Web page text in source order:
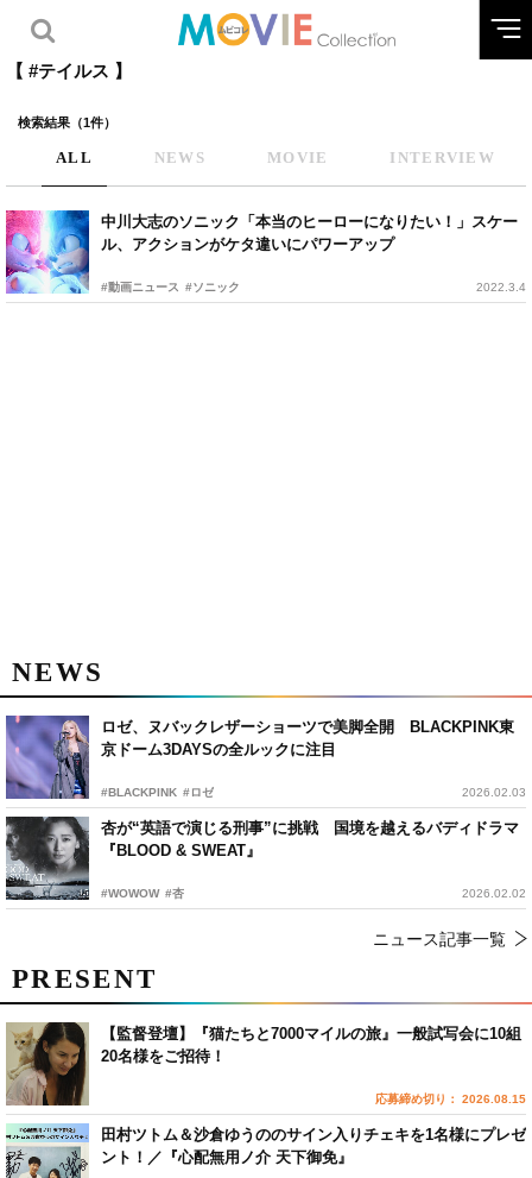
【 #テイルス 】
検索結果（1件）
ALL NEWS MOVIE INTERVIEW
中川大志のソニック「本当のヒーローになりたい！」スケー
ル、アクションがケタ違いにパワーアップ
#動画ニュース #ソニック 2022.3.4
NEWS
ロゼ、ヌバックレザーショーツで美脚全開 BLACKPINK東
京ドーム3DAYSの全ルックに注目
#BLACKPINK #ロゼ 2026.02.03
杏が“英語で演じる刑事”に挑戦 国境を越えるバディドラマ
『BLOOD & SWEAT』
#WOWOW #杏 2026.02.02
ニュース記事一覧
PRESENT
【監督登壇】『猫たちと7000マイルの旅』一般試写会に10組
20名様をご招待！
応募締め切り： 2026.08.15
田村ツトム＆沙倉ゆうののサイン入りチェキを1名様にプレゼ
ント！／『心配無用ノ介 天下御免』